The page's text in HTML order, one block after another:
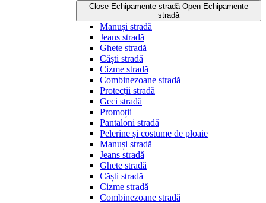
Close Echipamente stradă Open Echipamente
stradă
Manuși stradă
Jeans stradă
Ghete stradă
Căști stradă
Cizme stradă
Combinezoane stradă
Protecții stradă
Geci stradă
Promoții
Pantaloni stradă
Pelerine și costume de ploaie
Manuși stradă
Jeans stradă
Ghete stradă
Căști stradă
Cizme stradă
Combinezoane stradă